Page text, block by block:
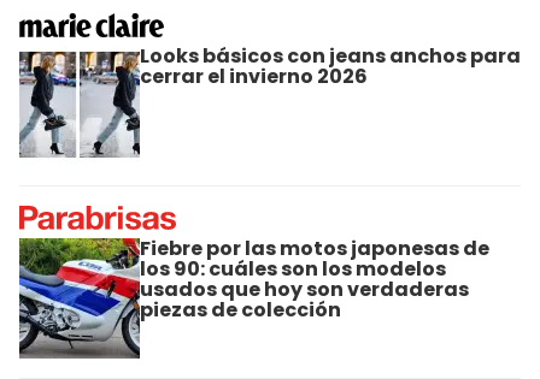
Looks básicos con jeans anchos para
cerrar el invierno 2026
Fiebre por las motos japonesas de
los 90: cuáles son los modelos
usados que hoy son verdaderas
piezas de colección